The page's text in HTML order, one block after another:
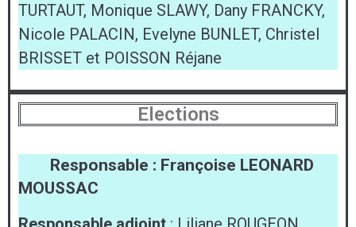
TURTAUT, Monique SLAWY, Dany FRANCKY,
Nicole PALACIN, Evelyne BUNLET, Christel
BRISSET et POISSON Réjane
Elections
Responsable : Françoise LEONARD
MOUSSAC